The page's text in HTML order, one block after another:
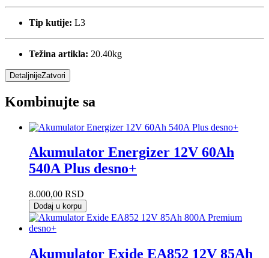
Tip kutije: L3
Težina artikla: 20.40kg
DetaljnijeZatvori
Kombinujte sa
Akumulator Energizer 12V 60Ah
540A Plus desno+
8.000,00 RSD
Dodaj u korpu
Akumulator Exide EA852 12V 85Ah